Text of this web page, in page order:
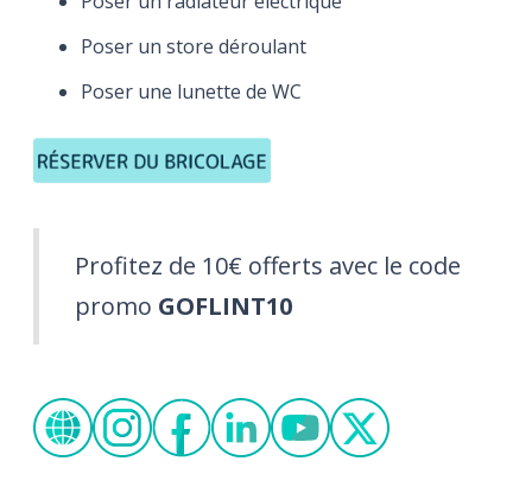
Poser un store déroulant
Poser une lunette de WC
Profitez de 10€ offerts avec le code
promo GOFLINT10